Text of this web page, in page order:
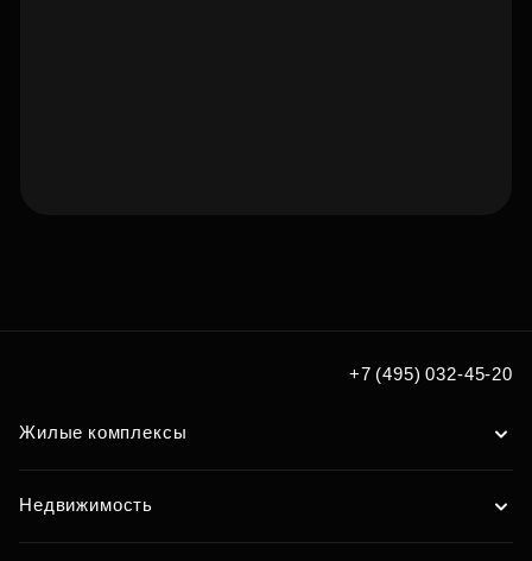
+7 (495) 032-45-20
Жилые комплексы
Недвижимость